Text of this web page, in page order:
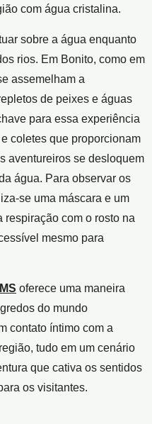
com água cristalina.
sobre a água enquanto
rios. Em Bonito, como em
assemelham a
de peixes e águas
para essa experiência
coletes que proporcionam
aventureiros se desloquem
água. Para observar os
se uma máscara e um
respiração com o rosto na
mesmo para
oferece uma maneira
do mundo
contato íntimo com a
tudo em um cenário
que cativa os sentidos
os visitantes.